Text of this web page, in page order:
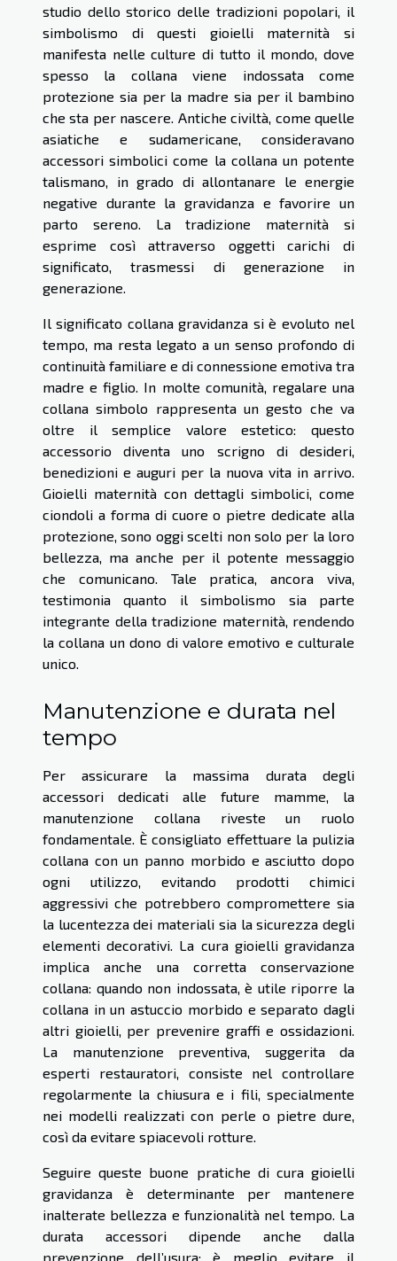
studio dello storico delle tradizioni popolari, il
simbolismo di questi gioielli maternità si
manifesta nelle culture di tutto il mondo, dove
spesso la collana viene indossata come
protezione sia per la madre sia per il bambino
che sta per nascere. Antiche civiltà, come quelle
asiatiche e sudamericane, consideravano
accessori simbolici come la collana un potente
talismano, in grado di allontanare le energie
negative durante la gravidanza e favorire un
parto sereno. La tradizione maternità si
esprime così attraverso oggetti carichi di
significato, trasmessi di generazione in
generazione.
Il significato collana gravidanza si è evoluto nel
tempo, ma resta legato a un senso profondo di
continuità familiare e di connessione emotiva tra
madre e figlio. In molte comunità, regalare una
collana simbolo rappresenta un gesto che va
oltre il semplice valore estetico: questo
accessorio diventa uno scrigno di desideri,
benedizioni e auguri per la nuova vita in arrivo.
Gioielli maternità con dettagli simbolici, come
ciondoli a forma di cuore o pietre dedicate alla
protezione, sono oggi scelti non solo per la loro
bellezza, ma anche per il potente messaggio
che comunicano. Tale pratica, ancora viva,
testimonia quanto il simbolismo sia parte
integrante della tradizione maternità, rendendo
la collana un dono di valore emotivo e culturale
unico.
Manutenzione e durata nel
tempo
Per assicurare la massima durata degli
accessori dedicati alle future mamme, la
manutenzione collana riveste un ruolo
fondamentale. È consigliato effettuare la pulizia
collana con un panno morbido e asciutto dopo
ogni utilizzo, evitando prodotti chimici
aggressivi che potrebbero compromettere sia
la lucentezza dei materiali sia la sicurezza degli
elementi decorativi. La cura gioielli gravidanza
implica anche una corretta conservazione
collana: quando non indossata, è utile riporre la
collana in un astuccio morbido e separato dagli
altri gioielli, per prevenire graffi e ossidazioni.
La manutenzione preventiva, suggerita da
esperti restauratori, consiste nel controllare
regolarmente la chiusura e i fili, specialmente
nei modelli realizzati con perle o pietre dure,
così da evitare spiacevoli rotture.
Seguire queste buone pratiche di cura gioielli
gravidanza è determinante per mantenere
inalterate bellezza e funzionalità nel tempo. La
durata accessori dipende anche dalla
prevenzione dell’usura: è meglio evitare il